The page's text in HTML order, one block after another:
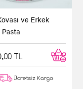
ve Erkek
TL
Ücretsiz Kargo